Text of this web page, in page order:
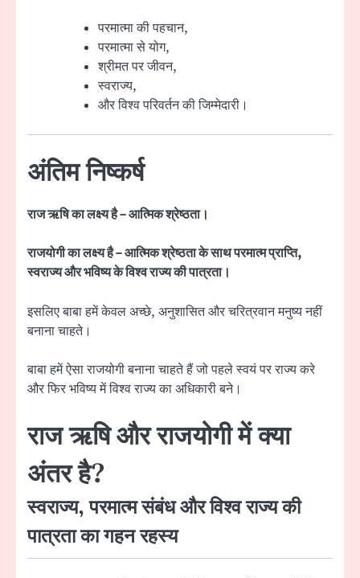
परमात्मा की पहचान,
परमात्मा से योग,
श्रीमत पर जीवन,
स्वराज्य,
और विश्व परिवर्तन की जिम्मेदारी।
अंतिम निष्कर्ष
राज ऋषि का लक्ष्य है – आत्मिक श्रेष्ठता।
राजयोगी का लक्ष्य है – आत्मिक श्रेष्ठता के साथ परमात्म प्राप्ति,
स्वराज्य और भविष्य के विश्व राज्य की पात्रता।
इसलिए बाबा हमें केवल अच्छे, अनुशासित और चरित्रवान मनुष्य नहीं
बनाना चाहते।
बाबा हमें ऐसा राजयोगी बनाना चाहते हैं जो पहले स्वयं पर राज्य करे
और फिर भविष्य में विश्व राज्य का अधिकारी बने।
राज ऋषि और राजयोगी में क्या
अंतर है?
स्वराज्य, परमात्म संबंध और विश्व राज्य की
पात्रता का गहन रहस्य